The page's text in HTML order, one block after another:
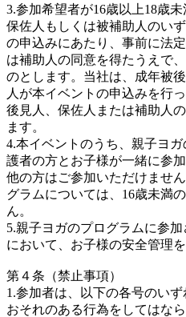
3.参加希望者が16歳以上18歳
保佐人もしくは被補助人のい
の申込みにあたり、事前に法
は補助人の同意を得たうえで
のとします。当社は、成年被
人が本イベントの申込みを行
後見人、保佐人または補助人
ます。
4.本イベントのうち、親子ヨ
護者の方とお子様が一緒に参
他の方はご参加いただけませ
グラムについては、16歳未満
ん。
5.親子ヨガのプログラムに参
において、お子様の安全管理
第４条（禁止事項）
1.参加者は、以下の各号のい
おそれのある行為をしてはな